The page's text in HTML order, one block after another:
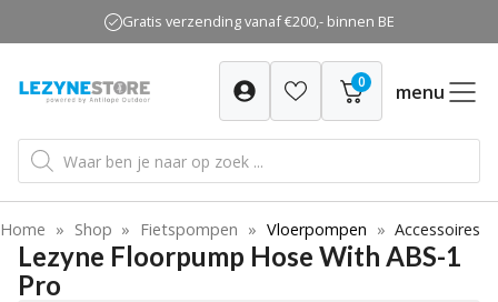
naar
inhoud
Gratis verzending vanaf €200,- binnen BE
0 menu
Producten
zoeken
Home » Shop » Fietspompen » Vloerpompen » Accessoires
Lezyne Floorpump Hose With ABS-1
Pro